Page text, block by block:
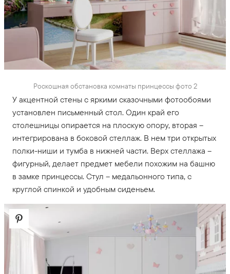
Роскошная обстановка комнаты принцессы фото 2
У акцентной стены с яркими сказочными фотообоями
установлен письменный стол. Один край его
столешницы опирается на плоскую опору, вторая –
интегрирована в боковой стеллаж. В нем три открытых
полки-ниши и тумба в нижней части. Верх стеллажа –
фигурный, делает предмет мебели похожим на башню
в замке принцессы. Стул – медальонного типа, с
круглой спинкой и удобным сиденьем.